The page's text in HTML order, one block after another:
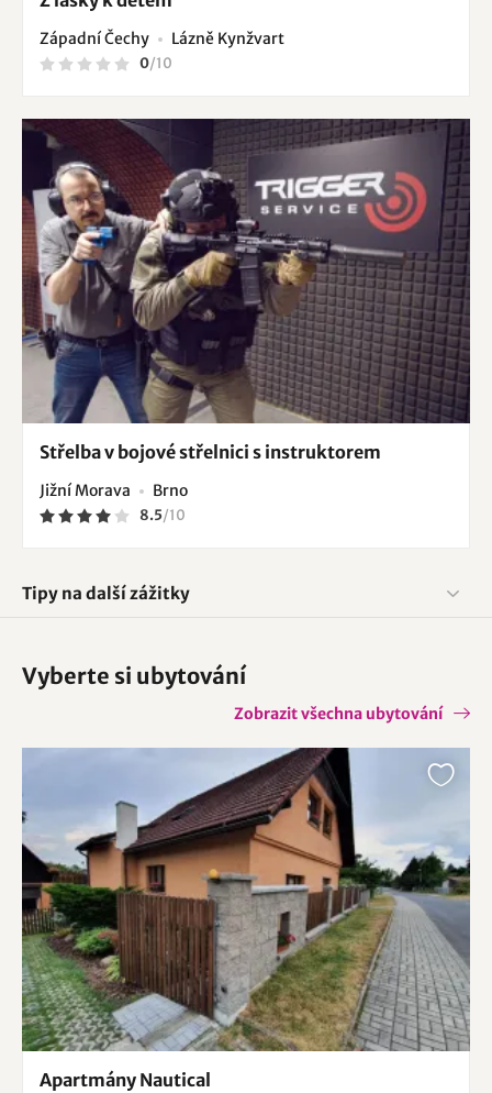
Západní Čechy Lázně Kynžvart
0/10
Střelba v bojové střelnici s instruktorem
Jižní Morava Brno
8.5/10
Tipy na další zážitky
Vyberte si ubytování
Zobrazit všechna ubytování
Apartmány Nautical